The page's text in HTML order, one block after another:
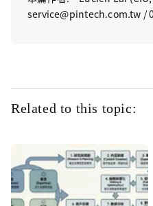
service@pintech.com.tw /
Related to this topic: